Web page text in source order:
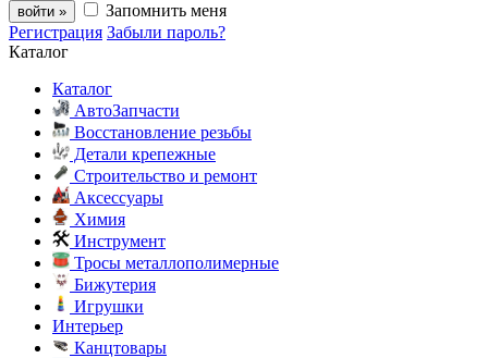
войти »
Запомнить меня
Регистрация Забыли пароль?
Каталог
Каталог
АвтоЗапчасти
Восстановление резьбы
Детали крепежные
Строительство и ремонт
Аксессуары
Химия
Инструмент
Тросы металлополимерные
Бижутерия
Игрушки
Интерьер
Канцтовары